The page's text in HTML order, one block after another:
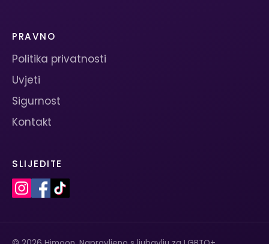
PRAVNO
Politika privatnosti
Uvjeti
Sigurnost
Kontakt
SLIJEDITE